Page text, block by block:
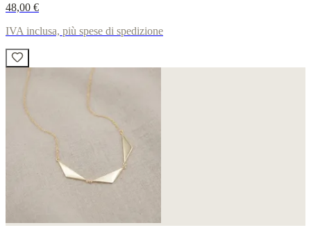
48,00 €
IVA inclusa, più spese di spedizione